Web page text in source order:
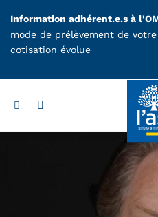
Information adhérent.e.s à
mode de prélèvement de votre
cotisation évolue